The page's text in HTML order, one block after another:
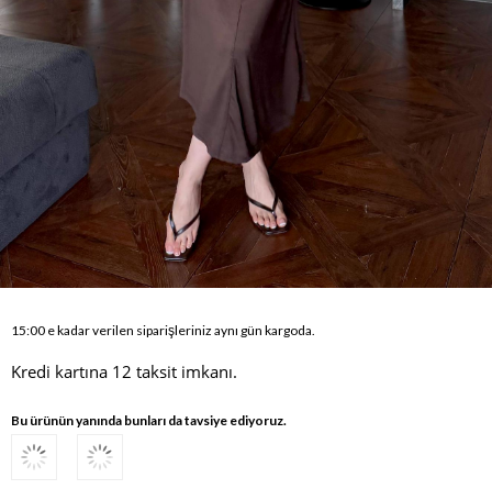
15:00 e kadar verilen siparişleriniz aynı gün kargoda.
Kredi kartına 12 taksit imkanı.
Bu ürünün yanında bunları da tavsiye ediyoruz.